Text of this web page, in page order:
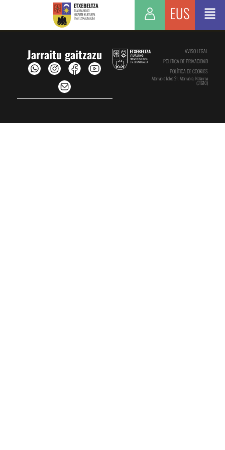
EUS
AVISO LEGAL
POLÍTICA DE PRIVACIDAD
POLÍTICA DE COOKIES
Atarrabia kalea 21. Atarrabia. Nafarroa
(31610)
Jarraitu gaitzazu